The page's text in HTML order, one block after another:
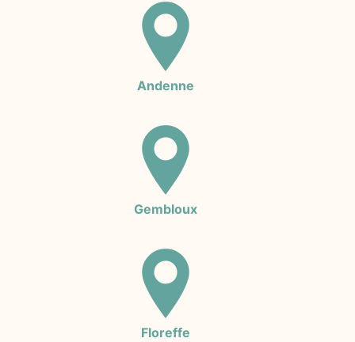
Andenne
Gembloux
Floreffe